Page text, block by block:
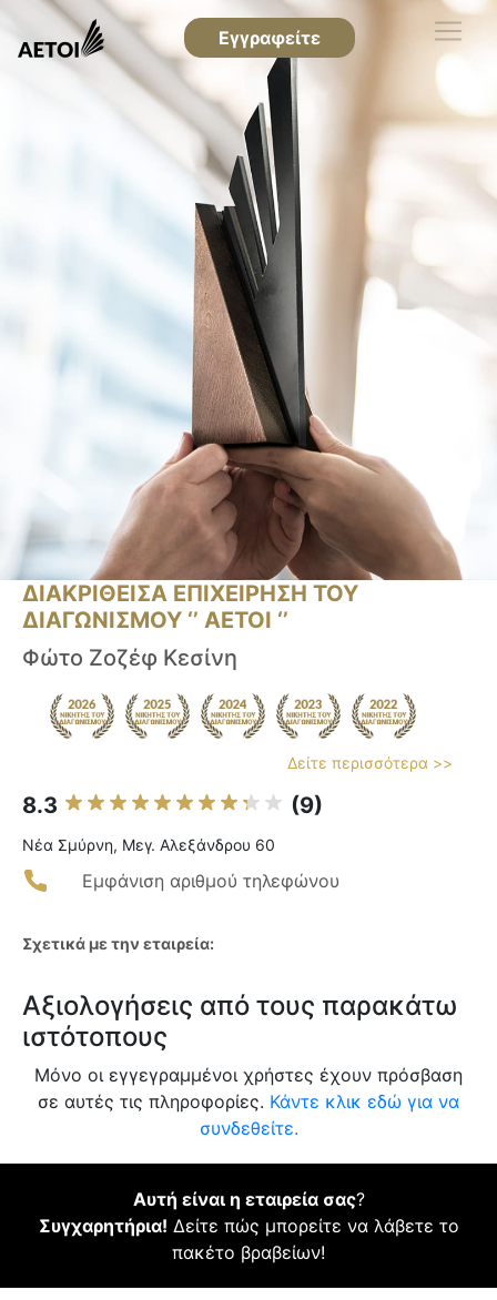
Εγγραφείτε
ΔΙΑΚΡΙΘΕΙΣΑ ΕΠΙΧΕΙΡΗΣΗ ΤΟΥ
ΔΙΑΓΩΝΙΣΜΟΥ ‘’ ΑΕΤΟΙ ‘’
Φώτο Ζοζέφ Κεσίνη
Δείτε περισσότερα >>
8.3 (9)
Νέα Σμύρνη, Μεγ. Αλεξάνδρου 60
Εμφάνιση αριθμού τηλεφώνου
Σχετικά με την εταιρεία:
Αξιολογήσεις από τους παρακάτω
ιστότοπους
Μόνο οι εγγεγραμμένοι χρήστες έχουν πρόσβαση
σε αυτές τις πληροφορίες. Κάντε κλικ εδώ για να
συνδεθείτε.
Αυτή είναι η εταιρεία σας?
Συγχαρητήρια! Δείτε πώς μπορείτε να λάβετε το
πακέτο βραβείων!